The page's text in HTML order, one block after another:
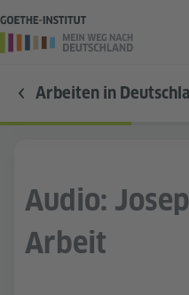
Arbeiten in
Audio:
Arbeit